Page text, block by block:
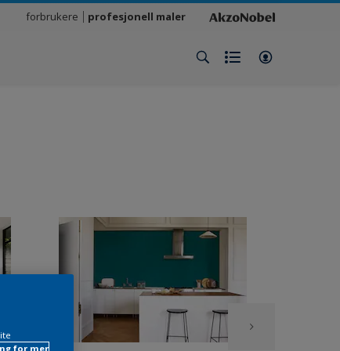
forbrukere profesjonell maler
for mer